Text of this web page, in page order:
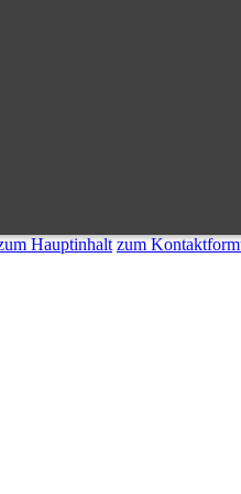
Hauptinhalt zum